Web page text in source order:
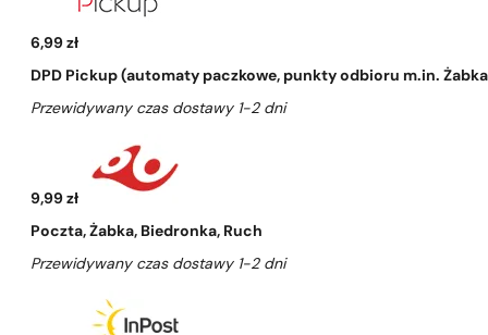
6,99 zł
DPD Pickup (automaty paczkowe, punkty odbioru m.in.
Przewidywany czas dostawy 1-2 dni
9,99 zł
Poczta, Żabka, Biedronka, Ruch
Przewidywany czas dostawy 1-2 dni